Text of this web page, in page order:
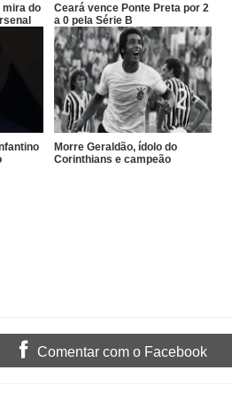
mira do
Ceará vence Ponte Preta por 2
a 0 pela Série B
Morre Geraldão, ídolo do
Corinthians e campeão
Comentar com o Facebook